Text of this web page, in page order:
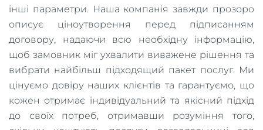
інші параметри. Наша компанія завжди прозоро
описує ціноутворення перед підписанням
договору, надаючи всю необхідну інформацію,
щоб замовник міг ухвалити виважене рішення та
вибрати найбільш підходящий пакет послуг. Ми
цінуємо довіру наших клієнтів та гарантуємо, що
кожен отримає індивідуальний та якісний підхід
до своїх потреб, отримавши розуміння того,